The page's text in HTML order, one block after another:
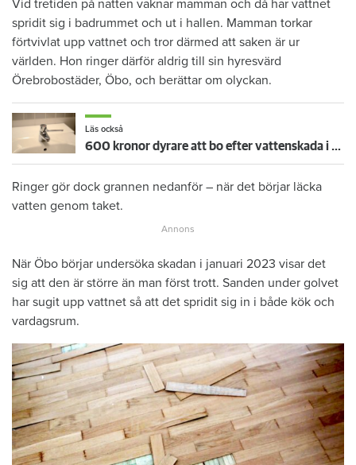
Vid tretiden på natten vaknar mamman och då har vattnet
spridit sig i badrummet och ut i hallen. Mamman torkar
förtvivlat upp vattnet och tror därmed att saken är ur
världen. Hon ringer därför aldrig till sin hyresvärd
Örebrobostäder, Öbo, och berättar om olyckan.
Läs också
600 kronor dyrare att bo efter vattenskada i Varberg
Ringer gör dock grannen nedanför – när det börjar läcka
vatten genom taket.
När Öbo börjar undersöka skadan i januari 2023 visar det
sig att den är större än man först trott. Sanden under golvet
har sugit upp vattnet så att det spridit sig in i både kök och
vardagsrum.